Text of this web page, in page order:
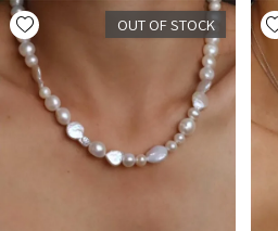
Add wishlist
OUT OF STOCK